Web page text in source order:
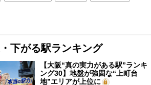
下がる駅ランキング
【大阪“真の実力がある駅”ランキ
ング30】地盤が強固な“上町台
地”エリアが上位に